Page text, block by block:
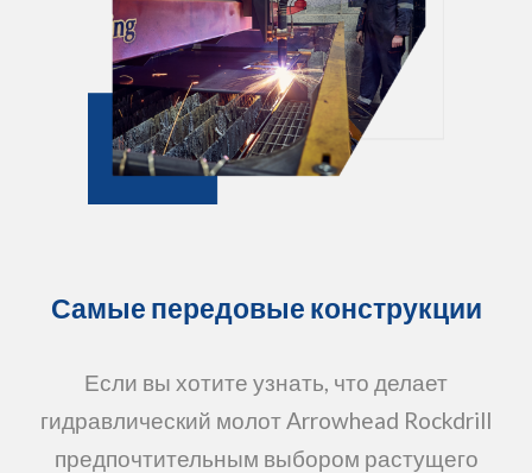
Самые передовые конструкции
Если вы хотите узнать, что делает
гидравлический молот Arrowhead Rockdrill
предпочтительным выбором растущего